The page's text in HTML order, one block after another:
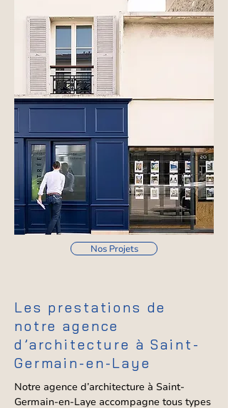
Nos Projets
Les prestations de
notre agence
d’architecture à Saint-
Germain-en-Laye
Notre agence d’architecture à Saint-
Germain-en-Laye accompagne tous types